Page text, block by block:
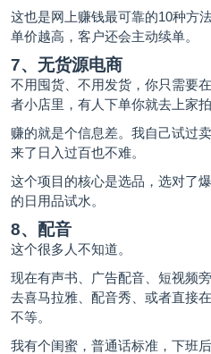
这也是网上赚钱最可靠的10种方
单价越高，客户还会主动续单。
7、无货源电商
不用囤货、不用发货，你只需要
者小店里，有人下单你就去上家
赚的就是个信息差。我自己试过
来了日入过百也不难。
这个项目的核心是选品，选对了
的日用品试水。
8、配音
这个很多人不知道。
现在有声书、广告配音、短视频
去喜马拉雅、配音秀、或者直接
不等。
我有个闺蜜，普通话标准，下班